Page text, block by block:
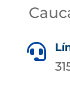
